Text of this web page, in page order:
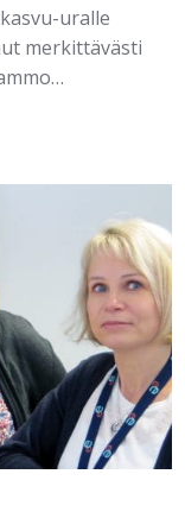
uralle
merkittävästi